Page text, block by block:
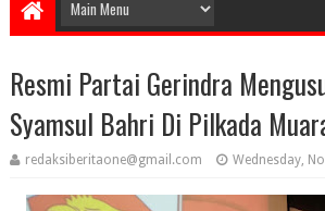
Resmi Partai Gerindra
Syamsul Bahri Di Pilkada
redaksiberitaone@gmail.com Wednesday,